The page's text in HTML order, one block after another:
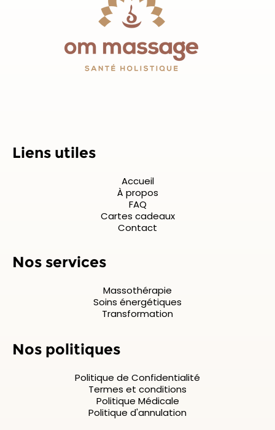
Liens utiles
Accueil
À propos
FAQ
Cartes cadeaux
Contact
Nos services
Massothérapie
Soins énergétiques
Transformation
Nos politiques
Politique de Confidentialité
Termes et conditions
Politique Médicale
Politique d'annulation